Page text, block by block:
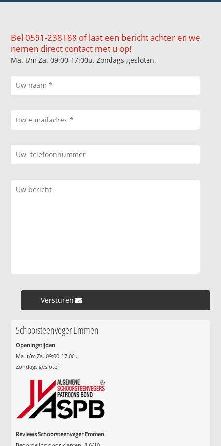
Bel 0591-238188 of laat een bericht achter en we
nemen direct contact met u op!
Ma. t/m Za. 09:00-17:00u, Zondags gesloten.
Versturen »
Schoorsteenveger Emmen
Openingstijden
Ma. t/m Za. 09:00-17:00u
Zondags gesloten
Reviews Schoorsteenveger Emmen